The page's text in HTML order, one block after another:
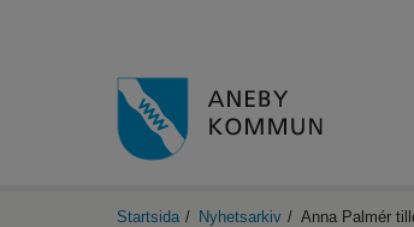
Startsida / Nyhetsarkiv / Anna Palmér